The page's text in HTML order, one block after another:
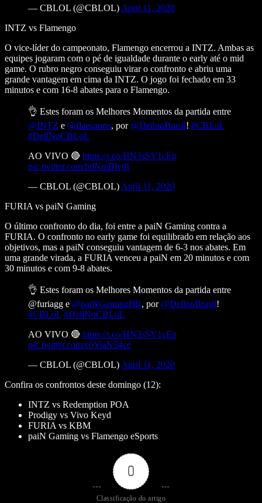
— CBLOL (@CBLOL) April 11, 2020
INTZ vs Flamengo
O vice-líder do campeonato, Flamengo encerrou a INTZ. Ambas as
equipes jogaram com o pé de igualdade durante o early até o mid
game. O rubro negro conseguiu virar o confronto e abriu uma
grande vantagem em cima da INTZ. O jogo foi fechado em 33
minutos e com 16-8 abates para o Flamengo.
👌 Estes foram os Melhores Momentos da partida entre
@INTZ e @flaesports, por @DellnoBrasil! #CBLoL
#DellNoCBLoL
AO VIVO 🔴 https://t.co/HN3sSY1cEp
pic.twitter.com/hdNmBlvjfi
— CBLOL (@CBLOL) April 11, 2020
FURIA vs paiN Gaming
O último confronto do dia, foi entre a paiN Gaming contra a
FURIA. O confronto no early game foi equilibrado em relação aos
objetivos, mas a paiN conseguiu vantagem de 6-3 nos abates. Em
uma grande virada, a FURIA venceu a paiN em 20 minutos e com
30 minutos e com 9-8 abates.
👌 Estes foram os Melhores Momentos da partida entre
@furiagg e @paiNGamingBR, por @DellnoBrasil!
#CBLoL #DellNoCBLoL
AO VIVO 🔴 https://t.co/HN3sSY1cEp
pic.twitter.com/c0YiaN54ce
— CBLOL (@CBLOL) April 11, 2020
Confira os confrontos deste domingo (12):
INTZ vs Redemption POA
Prodigy vs Vivo Keyd
FURIA vs KBM
paiN Gaming vs Flamengo eSports
0
Classificação do artigo